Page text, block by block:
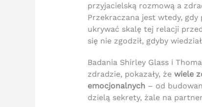
przyjacielską rozmową a
Przekraczana jest wtedy,
ukrywać skalę tej relacji
się nie zgodził, gdyby
Badania Shirley Glass i
zdradzie, pokazały, że wiele
emocjonalnych – od
dzielą sekrety, żale na